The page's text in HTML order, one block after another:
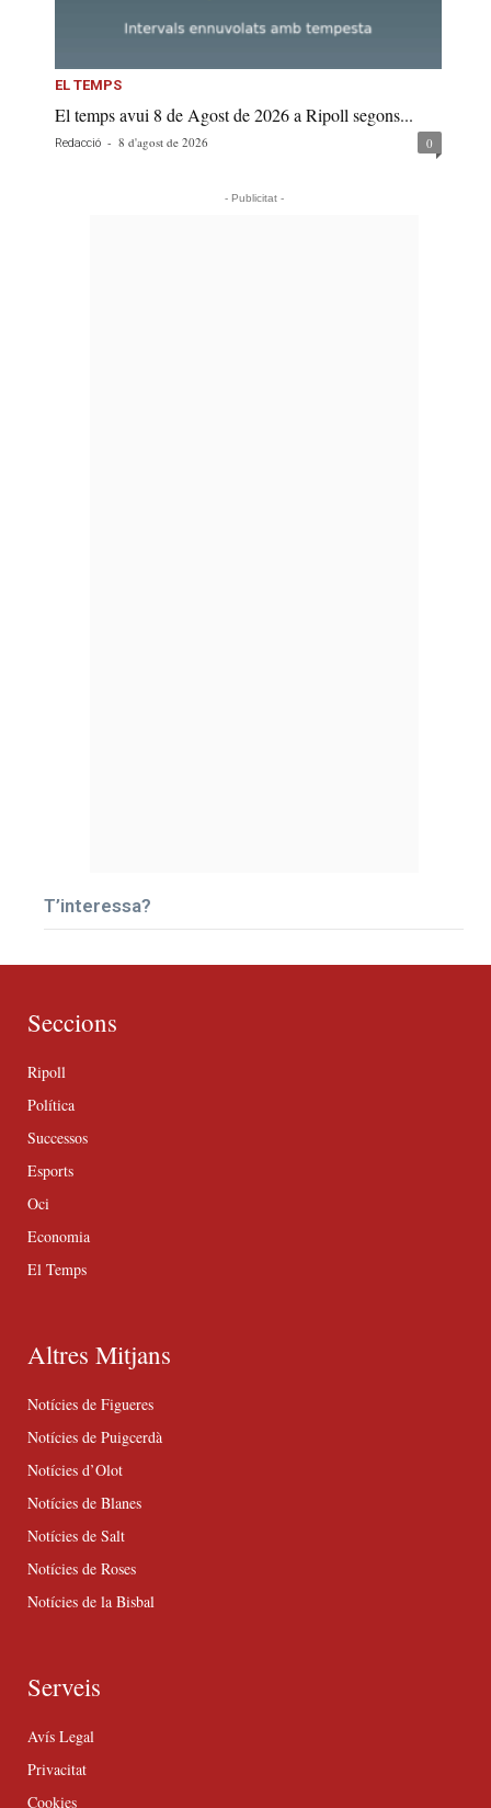
EL TEMPS
El temps avui 8 de Agost de 2026 a Ripoll segons...
Redacció - 8 d'agost de 2026 0
- Publicitat -
T’interessa?
Seccions
Ripoll
Política
Successos
Esports
Oci
Economia
El Temps
Altres Mitjans
Notícies de Figueres
Notícies de Puigcerdà
Notícies d’Olot
Notícies de Blanes
Notícies de Salt
Notícies de Roses
Notícies de la Bisbal
Serveis
Avís Legal
Privacitat
Cookies